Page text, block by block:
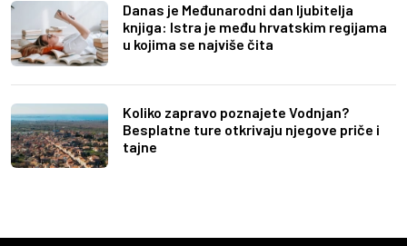
Danas je Međunarodni dan ljubitelja
knjiga: Istra je među hrvatskim regijama
u kojima se najviše čita
Koliko zapravo poznajete Vodnjan?
Besplatne ture otkrivaju njegove priče i
tajne